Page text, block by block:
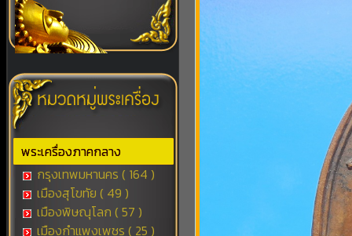
พระเครื่องภาคกลาง
กรุงเทพมหานคร ( 164 )
เมืองสุโขทัย ( 49 )
เมืองพิษณุโลก ( 57 )
เมืองกำแพงเพชร ( 25 )